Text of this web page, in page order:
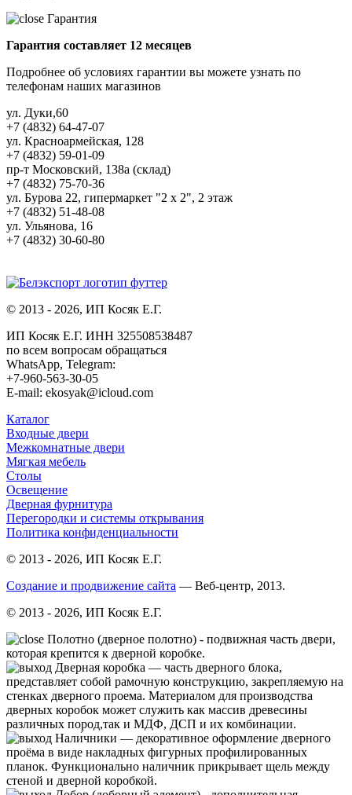
Гарантия
Гарантия составляет 12 месяцев
Подробнее об условиях гарантии вы можете узнать по
телефонам наших магазинов
ул. Дуки,60
+7 (4832) 64-47-07
ул. Красноармейская, 128
+7 (4832) 59-01-09
пр-т Московский, 138а (склад)
+7 (4832) 75-70-36
ул. Бурова 22, гипермаркет "2 х 2", 2 этаж
+7 (4832) 51-48-08
ул. Ульянова, 16
+7 (4832) 30-60-80
© 2013 - 2026, ИП Косяк Е.Г.
ИП Косяк Е.Г. ИНН 325508538487
по всем вопросам обращаться
WhatsApp, Telegram:
+7-960-563-30-05
E-mail: ekosyak@icloud.com
Каталог
Входные двери
Межкомнатные двери
Мягкая мебель
Столы
Освещение
Дверная фурнитура
Перегородки и системы открывания
Политика конфиденциальности
© 2013 - 2026, ИП Косяк Е.Г.
Создание и продвижение сайта — Веб-центр, 2013.
© 2013 - 2026, ИП Косяк Е.Г.
Полотно (дверное полотно) - подвижная часть двери,
которая крепится к дверной коробке.
Дверная коробка — часть дверного блока,
представляет собой рамочную конструкцию, закрепляемую на
стенках дверного проема. Материалом для производства
дверных коробок может служить как массив древесины
различных пород,так и МДФ, ДСП и их комбинации.
Нали́чники — декоративное оформление дверного
проёма в виде накладных фигурных профилированных
планок. Функционально наличник прикрывает щель между
стеной и дверной коробкой.